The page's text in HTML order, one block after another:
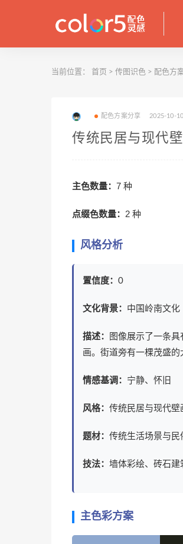
当前位置： 首页 > 传图识色 > 配色方
配色方案分享 2025-10-10
传统民居与现代
主色数量： 7 种
点缀色数量： 2 种
风格分析
置信度： 0
文化背景： 中国岭南文化
描述：
图像展示了一条
画。街道旁有一棵茂盛
情感基调： 宁静、怀旧
风格： 传统民居与现代壁
题材： 传统生活场景与民
技法： 墙体彩绘、砖石建
主色彩方案